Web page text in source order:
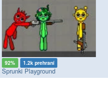
92% 1.2k prehraní
Sprunki Playground